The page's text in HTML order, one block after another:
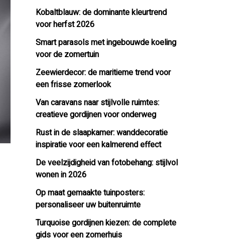
Kobaltblauw: de dominante kleurtrend
voor herfst 2026
Smart parasols met ingebouwde koeling
voor de zomertuin
Zeewierdecor: de maritieme trend voor
een frisse zomerlook
Van caravans naar stijlvolle ruimtes:
creatieve gordijnen voor onderweg
Rust in de slaapkamer: wanddecoratie
inspiratie voor een kalmerend effect
De veelzijdigheid van fotobehang: stijlvol
wonen in 2026
Op maat gemaakte tuinposters:
personaliseer uw buitenruimte
Turquoise gordijnen kiezen: de complete
gids voor een zomerhuis